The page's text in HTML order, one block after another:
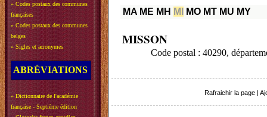
» Codes postaux des communes
françaises
» Codes postaux des communes
belges
» Sigles et acronymes
ABRÉVIATIONS
» Dictionnaire de l'académie
française - Septième édition
MA ME MH MI MO MT MU MY
MISSON
Code postal : 40290,
Rafraichir la page